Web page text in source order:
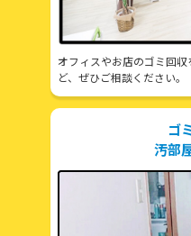
オフィスやお店のゴミ回
ど、ぜひご相談ください。
ゴ
汚部